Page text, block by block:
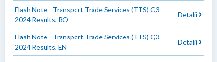
Flash Note - Transport Trade Services (TTS) Q3
2024 Results, RO
Detalii
Flash Note - Transport Trade Services (TTS) Q3
2024 Results, EN
Detalii